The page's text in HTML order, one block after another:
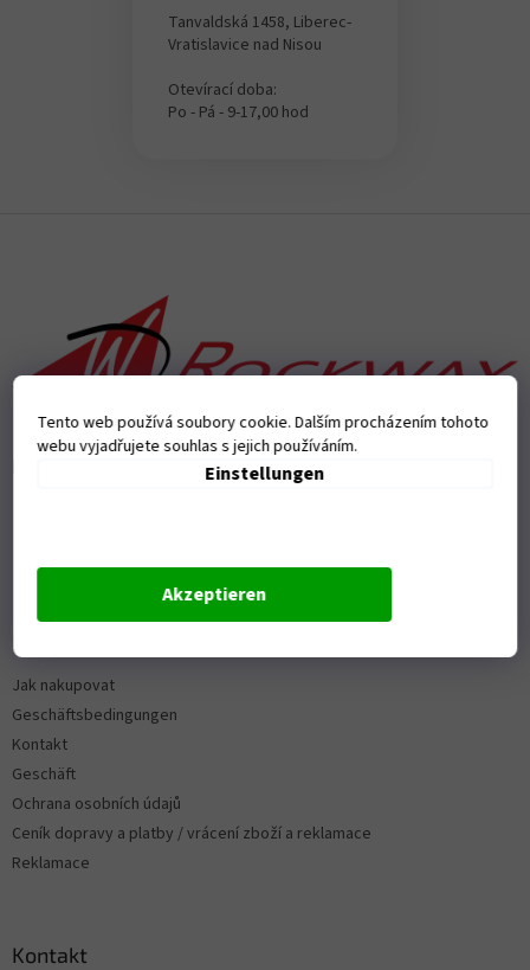
Tento web používá soubory cookie. Dalším procházením tohoto
webu vyjadřujete souhlas s jejich používáním.
Einstellungen
Akzeptieren
Tanvaldská 1458, Liberec-
Vratislavice nad Nisou
Otevírací doba:
Po - Pá - 9-17,00 hod
Přijímáme online platby
Jak nakupovat
Geschäftsbedingungen
Kontakt
Geschäft
Ochrana osobních údajů
Ceník dopravy a platby / vrácení zboží a reklamace
Reklamace
Kontakt